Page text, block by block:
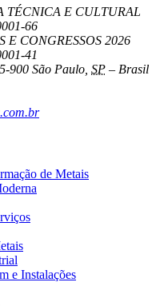
TÉCNICA E CULTURAL
66
E CONGRESSOS 2026
41
900 São Paulo SP – Brasil
de Metais
e Instalações